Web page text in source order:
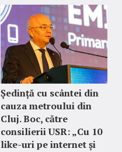
Ședință cu scântei din
cauza metroului din
Cluj. Boc, către
consilierii USR: „Cu 10
like-uri pe internet și